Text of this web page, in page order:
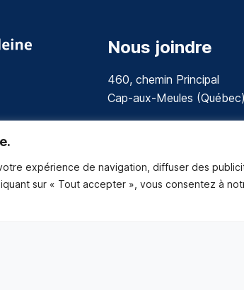
expérience de navigation, diffuser des
sur « Tout accepter », vous consentez à
Nous joindre
460, chemin Principal
Cap-aux-Meules
Composez le 1 en tout